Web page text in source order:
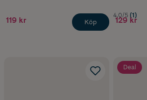
119 kr Köp
4.0/5 (1)
129 kr
Deal